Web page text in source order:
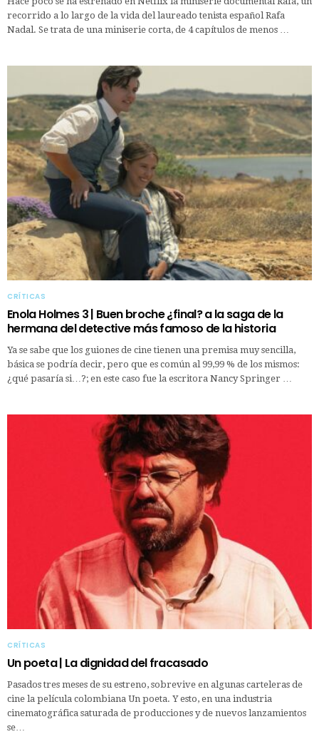
recorrido a lo largo de la vida del laureado tenista español Rafa
Nadal. Se trata de una miniserie corta, de 4 capítulos de menos …
CRÍTICAS
Enola Holmes 3 | Buen broche ¿final? a la saga de la
hermana del detective más famoso de la historia
Ya se sabe que los guiones de cine tienen una premisa muy sencilla,
básica se podría decir, pero que es común al 99,99 % de los mismos:
¿qué pasaría si…?; en este caso fue la escritora Nancy Springer …
CRÍTICAS
Un poeta | La dignidad del fracasado
Pasados tres meses de su estreno, sobrevive en algunas carteleras de
cine la película colombiana Un poeta. Y esto, en una industria
cinematográfica saturada de producciones y de nuevos lanzamientos
se…